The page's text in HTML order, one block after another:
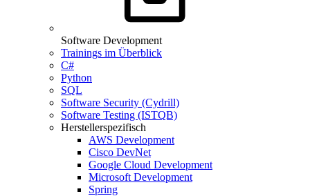
Software Development
Trainings im Überblick
C#
Python
SQL
Software Security (Cydrill)
Software Testing (ISTQB)
Herstellerspezifisch
AWS Development
Cisco DevNet
Google Cloud Development
Microsoft Development
Spring